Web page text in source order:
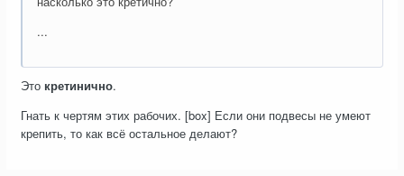
...
Это кретинично.
Гнать к чертям этих рабочих. [box] Если они подвесы не умеют
крепить, то как всё остальное делают?